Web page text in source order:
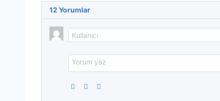
12 Yorumlar